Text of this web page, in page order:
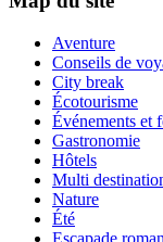
Aventure
Conseils de
City break
Écotourisme
Événements et
Gastronomie
Hôtels
Multi
Nature
Été